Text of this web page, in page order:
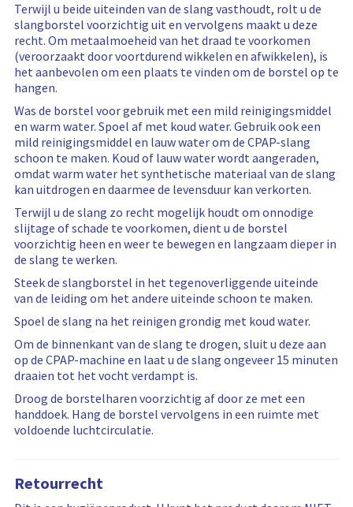
Terwijl u beide uiteinden van de slang vasthoudt, rolt u de
slangborstel voorzichtig uit en vervolgens maakt u deze
recht. Om metaalmoeheid van het draad te voorkomen
(veroorzaakt door voortdurend wikkelen en afwikkelen), is
het aanbevolen om een plaats te vinden om de borstel op te
hangen.
Was de borstel voor gebruik met een mild reinigingsmiddel
en warm water. Spoel af met koud water. Gebruik ook een
mild reinigingsmiddel en lauw water om de CPAP-slang
schoon te maken. Koud of lauw water wordt aangeraden,
omdat warm water het synthetische materiaal van de slang
kan uitdrogen en daarmee de levensduur kan verkorten.
Terwijl u de slang zo recht mogelijk houdt om onnodige
slijtage of schade te voorkomen, dient u de borstel
voorzichtig heen en weer te bewegen en langzaam dieper in
de slang te werken.
Steek de slangborstel in het tegenoverliggende uiteinde
van de leiding om het andere uiteinde schoon te maken.
Spoel de slang na het reinigen grondig met koud water.
Om de binnenkant van de slang te drogen, sluit u deze aan
op de CPAP-machine en laat u de slang ongeveer 15 minuten
draaien tot het vocht verdampt is.
Droog de borstelharen voorzichtig af door ze met een
handdoek. Hang de borstel vervolgens in een ruimte met
voldoende luchtcirculatie.
Retourrecht